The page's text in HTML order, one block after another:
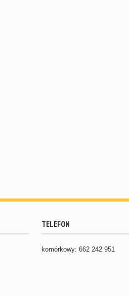
TELEFON
komórkowy: 662 242 951